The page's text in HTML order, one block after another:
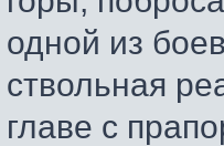
одной из
ствольная
главе с